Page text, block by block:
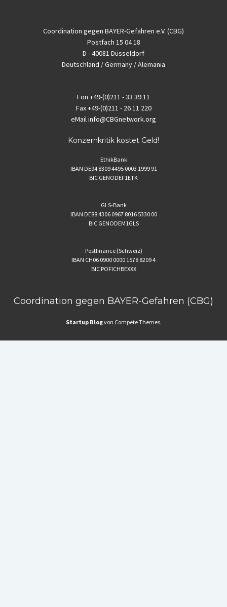
Coordination gegen BAYER-Gefahren e.V. (CBG)
Postfach 15 04 18
D - 40081 Düsseldorf
Deutschland / Germany / Alemania
Fon +49-(0)211 - 33 39 11
Fax+49-(0)211 - 26 11 220
eMailinfo@CBGnetwork.org
Konzernkritik kostet Geld!
EthikBank
IBAN DE94 8309 4495 0003 1999 91
BIC GENODEF1ETK
GLS-Bank
IBAN DE88 4306 0967 8016 5330 00
BIC GENODEM1GLS
Postfinance (Schweiz)
IBAN CH06 0900 0000 1578 8209 4
BIC POFICHBEXXX
Coordination gegen BAYER-Gefahren (CBG)
Startup Blogvon Compete Themes.